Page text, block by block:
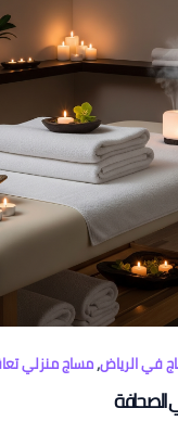
في الرياض,مساج منزلي